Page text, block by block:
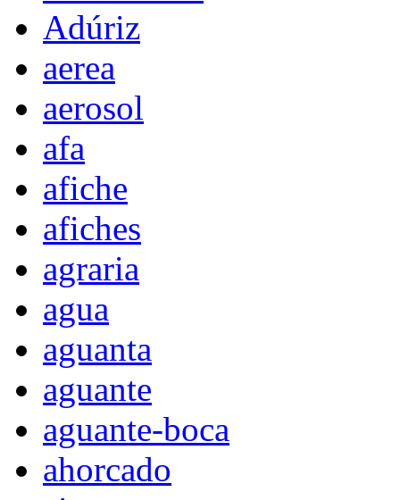
Adúriz
aerea
aerosol
afa
afiche
afiches
agraria
agua
aguanta
aguante
aguante-boca
ahorcado